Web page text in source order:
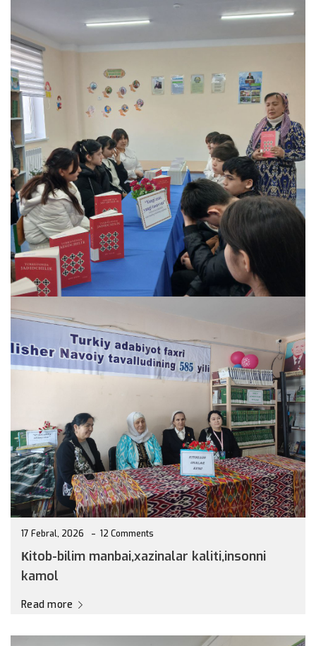
25 Febral, 2026 12 Comments
Shaxsga oid mavzuga oid koʻrgazmalar
qanday tashk
Read more
20 Febral, 2026 12 Comments
Yangi kelgan "Turkistonda jadidchilik"
kitobining
Read more
17 Febral, 2026 12 Comments
Кitob-bilim manbai,xazinalar kaliti,insonni
kamol
Read more